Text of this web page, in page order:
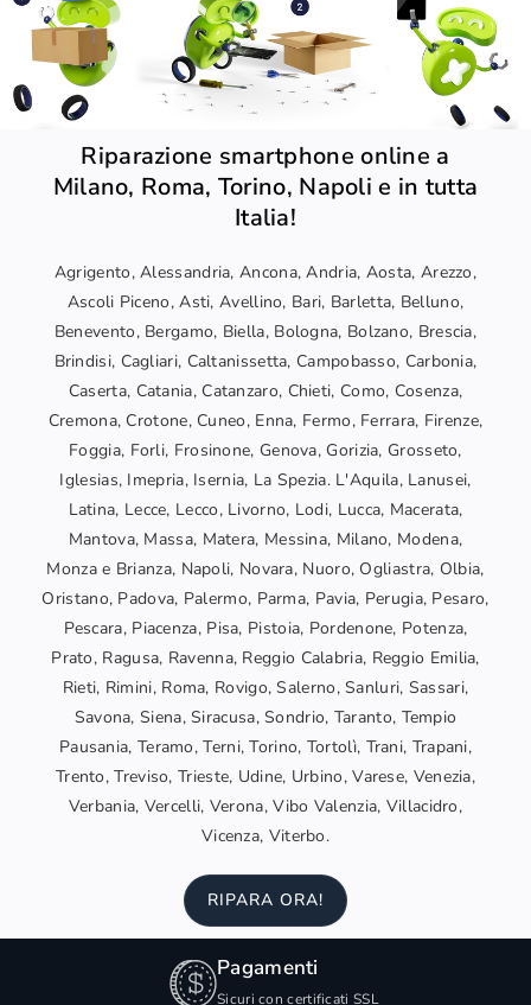
Riparazione smartphone online a
Milano, Roma, Torino, Napoli e in tutta
Italia!
Agrigento, Alessandria, Ancona, Andria, Aosta, Arezzo,
Ascoli Piceno, Asti, Avellino, Bari, Barletta, Belluno,
Benevento, Bergamo, Biella, Bologna, Bolzano, Brescia,
Brindisi, Cagliari, Caltanissetta, Campobasso, Carbonia,
Caserta, Catania, Catanzaro, Chieti, Como, Cosenza,
Cremona, Crotone, Cuneo, Enna, Fermo, Ferrara, Firenze,
Foggia, Forli, Frosinone, Genova, Gorizia, Grosseto,
Iglesias, Imepria, Isernia, La Spezia. L'Aquila, Lanusei,
Latina, Lecce, Lecco, Livorno, Lodi, Lucca, Macerata,
Mantova, Massa, Matera, Messina, Milano, Modena,
Monza e Brianza, Napoli, Novara, Nuoro, Ogliastra, Olbia,
Oristano, Padova, Palermo, Parma, Pavia, Perugia, Pesaro,
Pescara, Piacenza, Pisa, Pistoia, Pordenone, Potenza,
Prato, Ragusa, Ravenna, Reggio Calabria, Reggio Emilia,
Rieti, Rimini, Roma, Rovigo, Salerno, Sanluri, Sassari,
Savona, Siena, Siracusa, Sondrio, Taranto, Tempio
Pausania, Teramo, Terni, Torino, Tortolì, Trani, Trapani,
Trento, Treviso, Trieste, Udine, Urbino, Varese, Venezia,
Verbania, Vercelli, Verona, Vibo Valenzia, Villacidro,
Vicenza, Viterbo.
RIPARA ORA!
Pagamenti
Sicuri con certificati SSL